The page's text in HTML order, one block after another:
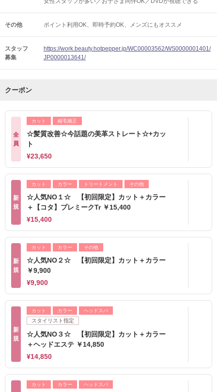
その他 ポイント利用OK 即時予約OK メンズにもオススメ
スタッフ
募集
https://work.beauty.hotpepper.jp/WC00003562/WS0000001401/
JP0000013641/
クーポン
全
員
カット 縮毛矯正
☆髪質改善☆今話題の美革ストレート☆+カッ
ト
¥23,650
新
規
カット カラー トリートメント その他
☆人気NO１☆ 【初回限定】カット＋カラー
＋【コタ】プレミークTr ￥15,400
¥15,400
新
規
カット カラー その他
☆人気NO２☆ 【初回限定】カット＋カラー
￥9,900
¥9,900
新
規
カット カラー ヘッドスパ
スタイリスト指定
☆人気NO３☆ 【初回限定】カット＋カラー
＋ヘッドエステ ￥14,850
¥14,850
カット カラー ヘッドスパ